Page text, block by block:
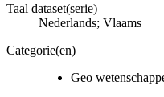
Taal dataset(serie)
Nederlands; Vlaams
Categorie(en)
Geo